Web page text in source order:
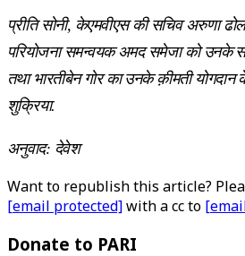
प्रीति सोनी, केएमवीएस की सचिव अरुणा
परियोजना समन्वयक अमद समेजा को उनके
तथा भारतीबेन गोर का उनके क़ीमती
शुक्रिया.
अनुवाद: देवेश
Want to republish this article?
[email protected]with a cc to
Donate to PARI